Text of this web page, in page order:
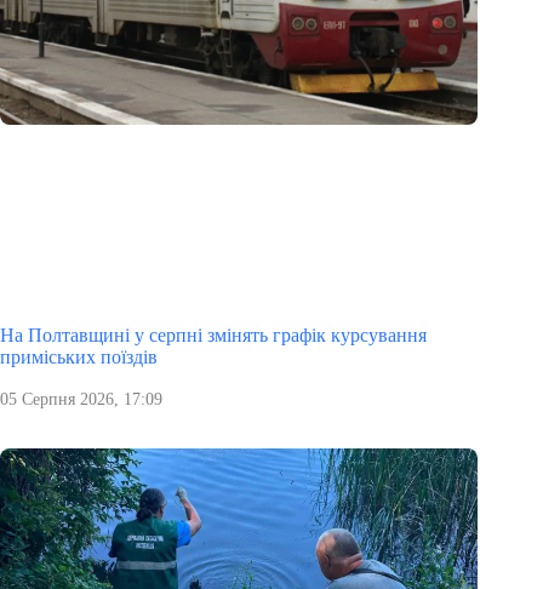
На Полтавщині у серпні змінять графік курсування
приміських поїздів
05 Серпня 2026, 17:09